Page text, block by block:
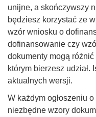
unijne, a skończywszy
będziesz korzystać ze
wzór wniosku o
dofinansowanie czy
dokumenty mogą
którym bierzesz udział.
aktualnych wersji.
W każdym ogłoszeniu
niezbędne wzory